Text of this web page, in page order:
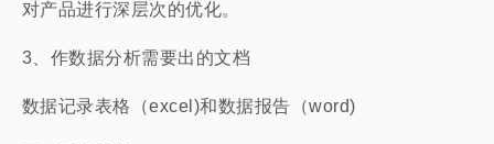
对产品进行深层次的优化。
3、作数据分析需要出的文档
数据记录表格（excel)和数据报告（word)